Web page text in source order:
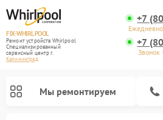
FIX-WHIRLPOOL
Ремонт устройств Whirlpool
Специализированный
cервисный центр г.
Калининград
+7
+7
Мы ремонтируем